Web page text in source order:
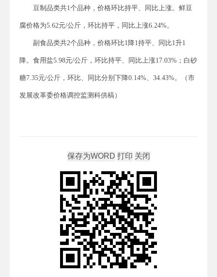
豆制品类共1个品种，价格环比持平、同比上涨。鲜豆
腐价格为5.62元/公斤，环比持平，同比上涨6.24%。
副食品类共2个品种，价格环比1降1持平、同比1升1
降。食用盐5.98元/公斤，环比持平、同比上涨17.03%；白砂
糖7.35元/公斤，环比、同比分别下降0.14%、34.43%。（市
发展改革委价格调控监测科供稿）